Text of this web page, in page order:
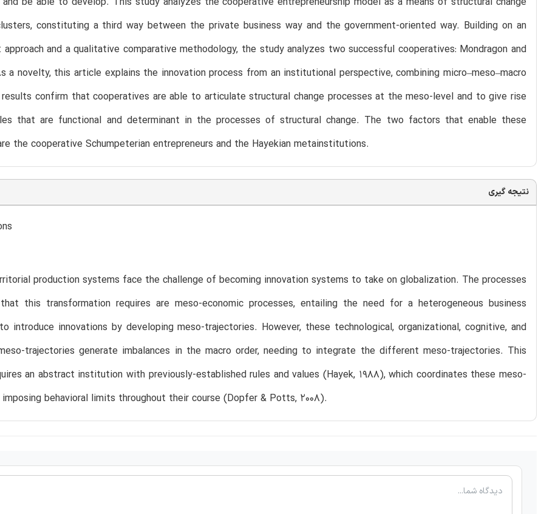
constituting a third way between the private business way and the government-oriented way. Building on an
and a qualitative comparative methodology, the study analyzes two successful cooperatives: Mondragon and
a novelty, this article explains the innovation process from an institutional perspective, combining micro–meso–macro
confirm that cooperatives are able to articulate structural change processes at the meso-level and to give rise
that are functional and determinant in the processes of structural change. The two factors that enable these
the cooperative Schumpeterian entrepreneurs and the Hayekian metainstitutions.
نتیجه گیری
production systems face the challenge of becoming innovation systems to take on globalization. The processes
this transformation requires are meso-economic processes, entailing the need for a heterogeneous business
introduce innovations by developing meso-trajectories. However, these technological, organizational, cognitive, and
trajectories generate imbalances in the macro order, needing to integrate the different meso-trajectories. This
an abstract institution with previously-established rules and values (Hayek, 1988), which coordinates these meso-
behavioral limits throughout their course (Dopfer & Potts, 2008).